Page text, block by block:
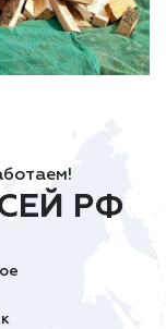
РФ